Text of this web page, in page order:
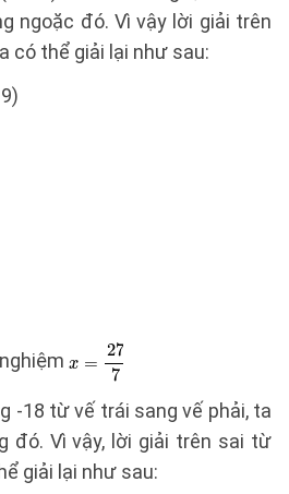
ngoặc đó. Vì vậy lời giải trên
có thể giải lại như sau:
-18 từ vế trái sang vế phải, ta
đó. Vì vậy, lời giải trên sai từ
giải lại như sau: